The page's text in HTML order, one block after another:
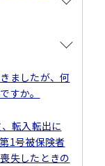
ましたが、何
すか。
転入転出に
1号被保険者
失したときの